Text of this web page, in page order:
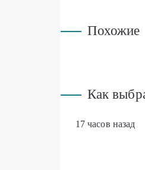
Похожие
Как
17 часов назад